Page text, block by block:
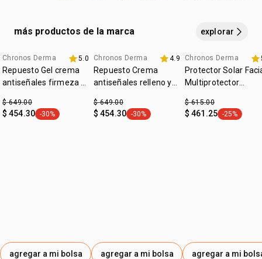
uso del producto por 7 días.
más productos de la marca explorar
2x1ROSTRO
Chronos Derma 5.0
Repuesto Gel crema
antiseñales​ firmeza y
fps 30
$ 649.00
$ 454.30 etiqueta -30%
-30%
agregar a mi bolsa
2x1ROSTRO
Chronos Derma 4.9
Repuesto Crema
antiseñales​ relleno y
fps 30
$ 649.00
$ 454.30 etiqueta -30%
-30%
agregar a mi bolsa
2x1ROSTRO
Chronos Derma
Protector Solar
Multiprotector
$ 615.00
$ 461.25 etiqueta -
-25%
agregar a mi